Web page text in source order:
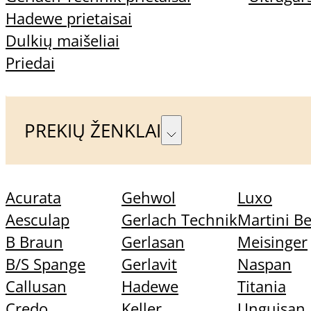
Hadewe prietaisai
Dulkių maišeliai
Priedai
PREKIŲ ŽENKLAI
Acurata
Aesculap
B Braun
B/S Spange
Callusan
Gehwol
Gerlach Technik
Gerlasan
Gerlavit
Hadewe
Luxo
Martini
Meisinger
Naspan
Titania
odeles.
• Lakaus ir gerai įsigeriančio aliejaus
• Patikrintos veikliosios medžiagos
1 – 2 kartus per dieną užlašinkite lašelį
nago plokštelę.